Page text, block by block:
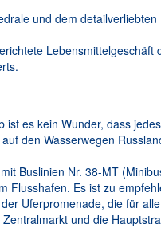
und dem
Lebensmittelgeschäft
es kein Wunder, dass
den Wasserwegen
Buslinien Nr. 38-MT
Flusshafen. Es ist zu
Uferpromenade, die für
und die